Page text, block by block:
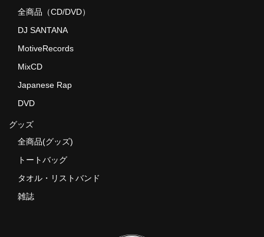
全商品（CD/DVD）
DJ SANTANA
MotiveRecords
MixCD
Japanese Rap
DVD
グッズ
全商品(グッズ)
トートバッグ
タオル・リストバンド
雑誌